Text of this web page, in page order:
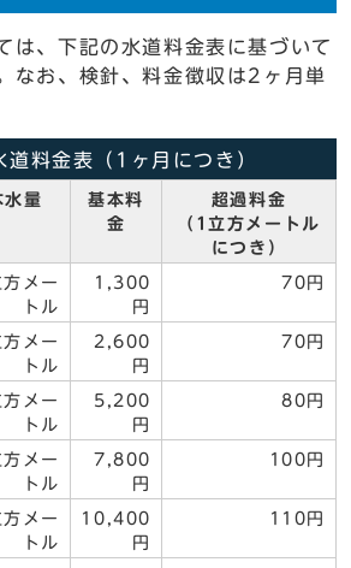
は、下記の水道料金表に基づいて
なお、検針、料金徴収は2ヶ月単
道料金表（1ヶ月につき）
水量
基本料
金
超過料金
（1立方メートル
につき）
メー
トル
1,300
円
70円
メー
トル
2,600
円
70円
メー
トル
5,200
円
80円
メー
トル
7,800
円
100円
メー
トル
10,400
円
110円